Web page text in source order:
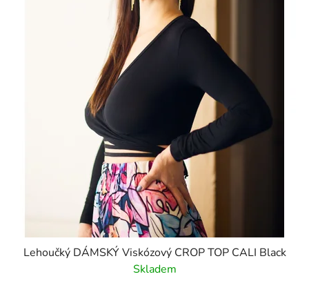
Lehoučký DÁMSKÝ Viskózový CROP TOP CALI Black
Skladem